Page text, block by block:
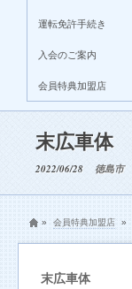
運転免許手続き
入会のご案内
会員特典加盟店
末広車体
2022/06/28 徳島市
» 会員特典加盟店 »
末広車体